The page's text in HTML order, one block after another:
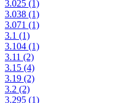
3.025 (1)
3.038 (1)
3.071 (1)
3.1 (1)
3.104 (1)
3.11 (2)
3.15 (4)
3.19 (2)
3.2 (2)
3.295 (1)